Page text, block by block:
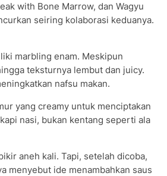
with Bone Marrow, dan Wagyu
seiring kolaborasi keduanya.
marbling enam. Meskipun
teksturnya lembut dan juicy.
nafsu makan.
yang creamy untuk menciptakan
nasi, bukan kentang seperti ala
aneh kali. Tapi, setelah dicoba,
menyebut ide menambahkan saus